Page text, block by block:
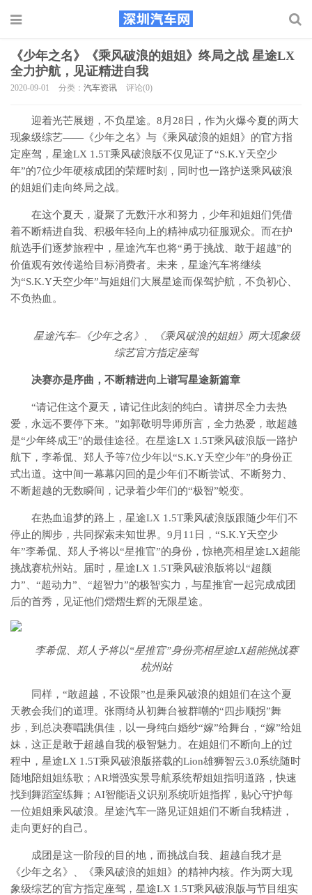
《少年之名》《乘风破浪的姐姐》终局之战 星途LX
全力护航，见证精进自我
2020-09-01 分类： 汽车资讯 评论(0)
迎着光芒展翅，不负星途。8月28日，作为火爆今夏的两大
现象级综艺——《少年之名》与《乘风破浪的姐姐》的官方指
定座驾，星途LX 1.5T乘风破浪版不仅见证了“S.K.Y天空少
年”的7位少年硬核成团的荣耀时刻，同时也一路护送乘风破浪
的姐姐们走向终局之战。
在这个夏天，凝聚了无数汗水和努力，少年和姐姐们凭借
着不断精进自我、积极年轻向上的精神成功征服观众。而在护
航选手们逐梦旅程中，星途汽车也将“勇于挑战、敢于超越”的
价值观有效传递给目标消费者。未来，星途汽车将继续
为“S.K.Y天空少年”与姐姐们大展星途而保驾护航，不负初心、
不负热血。
星途汽车–《少年之名》、《乘风破浪的姐姐》两大现象级
综艺官方指定座驾
决赛亦是序曲，不断精进向上谱写星途新篇章
“请记住这个夏天，请记住此刻的纯白。请拼尽全力去热
爱，永远不要停下来。”如郭敬明导师所言，全力热爱，敢超越
是“少年终成王”的最佳途径。在星途LX 1.5T乘风破浪版一路护
航下，李希侃、郑人予等7位少年以“S.K.Y天空少年”的身份正
式出道。这中间一幕幕闪回的是少年们不断尝试、不断努力、
不断超越的无数瞬间，记录着少年们的“极智”蜕变。
在热血追梦的路上，星途LX 1.5T乘风破浪版跟随少年们不
停止的脚步，共同探索未知世界。9月11日，“S.K.Y天空少
年”李希侃、郑人予将以“星推官”的身份，惊艳亮相星途LX超能
挑战赛杭州站。届时，星途LX 1.5T乘风破浪版将以“超颜
力”、“超动力”、“超智力”的极智实力，与星推官一起完成成团
后的首秀，见证他们熠熠生辉的无限星途。
李希侃、郑人予将以“星推官”身份亮相星途LX超能挑战赛
杭州站
同样，“敢超越，不设限”也是乘风破浪的姐姐们在这个夏
天教会我们的道理。张雨绮从初舞台被群嘲的“四步顺拐”舞
步，到总决赛唱跳俱佳，以一身纯白婚纱“嫁”给舞台，“嫁”给姐
妹，这正是敢于超越自我的极智魅力。在姐姐们不断向上的过
程中，星途LX 1.5T乘风破浪版搭载的Lion雄狮智云3.0系统随时
随地陪姐姐练歌；AR增强实景导航系统帮姐姐指明道路，快速
找到舞蹈室练舞；AI智能语义识别系统听姐指挥，贴心守护每
一位姐姐乘风破浪。星途汽车一路见证姐姐们不断自我精进，
走向更好的自己。
成团是这一阶段的目的地，而挑战自我、超越自我才是
《少年之名》、《乘风破浪的姐姐》的精神内核。作为两大现
象级综艺的官方指定座驾，星途LX 1.5T乘风破浪版与节目组实